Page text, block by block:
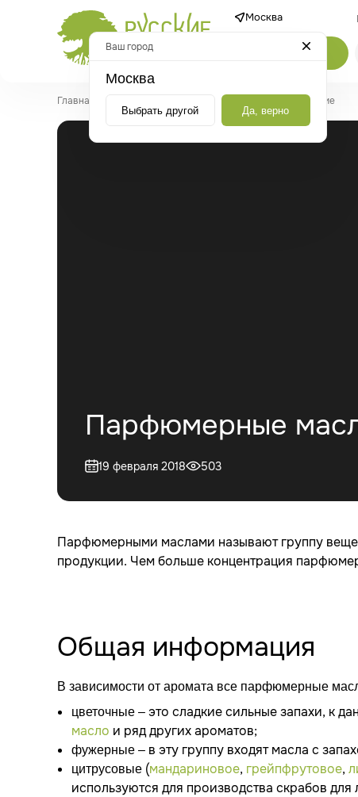
Москва
Каталог
Главная Парфюмерные масла – виды и применение
Парфюмерные
19 февраля 2018 503
Парфюмерными маслами называют группу
продукции. Чем больше концентрация
Общая информация
В зависимости от аромата все парфюмерные
цветочные – это сладкие сильные запахи, к
масло и ряд других ароматов;
фужерные – в эту группу входят масла с
цитрусовые (мандариновое, грейпфрутовое,
используются для производства скрабов для
Ваш город
Москва
Выбрать другой Да, верно